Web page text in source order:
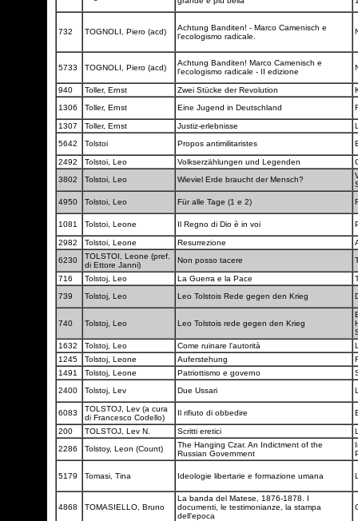
732 TOGNOLI, Piero (acd)
Achtung Banditen! - Marco Camenisch e
l'ecologismo radicale.
5733 TOGNOLI, Piero (acd)
Achtung Banditen! Marco Camenisch e
l'ecologismo radicale - II edizione
940 Toller, Ernst Zwei Stücke der Revolution
1306
Toller, Ernst Eine Jugend in Deutschland
1307 Toller, Ernst Justiz-erlebnisse
5642
Tolstoi Propos antimilitaristes
2492 Tolstoi, Leo Volkserzählungen und Legenden
3802
Tolstoi, Leo Wieviel Erde braucht der Mensch?
4950
Tolstoi, Leo Für alle Tage (1 e 2)
1081 Tolstoi, Leone Il Regno di Dio è in voi
2982 Tolstoi, Leone Resurrezione
6230
TOLSTOI, Leone (pref.
di Ettore Janni)
Non posso tacere
716 Tolstoj, Leo La Guerra e la Pace
739
Tolstoj, Leo Leo Tolstois Rede gegen den Krieg
740 Tolstoj, Leo Leo Tolstois rede gegen den Krieg
1632
Tolstoj, Leo Come ruinare l'autorità
1245
Tolstoj, Leone Auferstehung
1491
Tolstoj, Leone Patriottismo e governo
2400
Tolstoj, Lev Due Ussari
6083
TOLSTOJ, Lev (a cura
di Francesco Codello)
Il rifiuto di obbedire
200 TOLSTOJ, Lev N. Scritti eretici
2286
Tolstoy, Leon (Count)
The Hanging Czar. An Indictment of the
Russian Government
5179 Tomasi, Tina Ideologie libertarie e formazione umana
4868 TOMASIELLO, Bruno
La banda del Matese, 1876-1878. I
documenti, le testimonianze, la stampa
dell'epoca